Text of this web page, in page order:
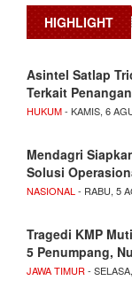
HIGHLIGHT
Asintel Satlap
Terkait
HUKUM- KAMIS, 6
Mendagri
Solusi
NASIONAL - RABU, 5
Tragedi KMP
5 Penumpang,
JAWA TIMUR -